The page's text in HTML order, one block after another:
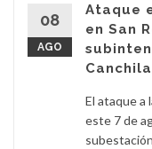
08
AGO
Ataque
en San
Canchila
El ataque a
este 7 de